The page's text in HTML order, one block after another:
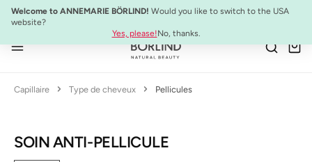
Passer au contenu principal
Welcome to ANNEMARIE BÖRLIND! Would you like to switch to the USA
website?
Yes, please!No, thanks.
SYSTEM ABSOLUTE Set de Voyage :Mini-produits anti-âge à emporter
Capillaire Type de cheveux Pellicules
SOIN ANTI-PELLICULE